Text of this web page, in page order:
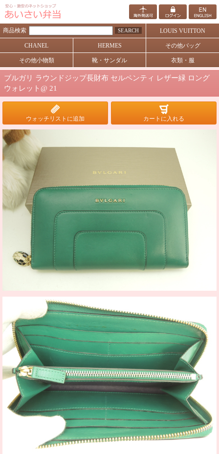
商品検索 SEARCH LOUIS VUITTON
CHANEL HERMES その他バッグ
その他小物類 靴・サンダル 衣類・服
ブルガリ ラウンドジップ長財布 セルペンティ レザー緑 ロング
ウォレット@ 21
ウォッチリストに追加 カートに入れる